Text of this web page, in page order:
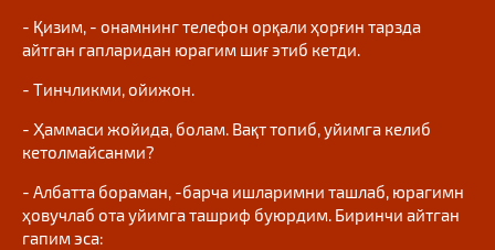
- Қизим, - онамнинг телефон орқали ҳорғин тарзда
айтган гапларидан юрагим шиғ этиб кетди.
- Тинчликми, ойижон.
- Ҳаммаси жойида, болам. Вақт топиб, уйимга келиб
кетолмайсанми?
- Албатта бораман, -барча ишларимни ташлаб, юрагимн
ҳовучлаб ота уйимга ташриф буюрдим. Биринчи айтган
гапим эса: